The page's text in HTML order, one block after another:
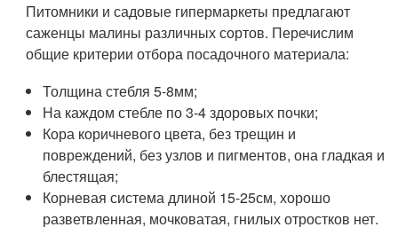
Питомники и садовые гипермаркеты предлагают
саженцы малины различных сортов. Перечислим
общие критерии отбора посадочного материала:
Толщина стебля 5-8мм;
На каждом стебле по 3-4 здоровых почки;
Кора коричневого цвета, без трещин и
повреждений, без узлов и пигментов, она гладкая и
блестящая;
Корневая система длиной 15-25см, хорошо
разветвленная, мочковатая, гнилых отростков нет.